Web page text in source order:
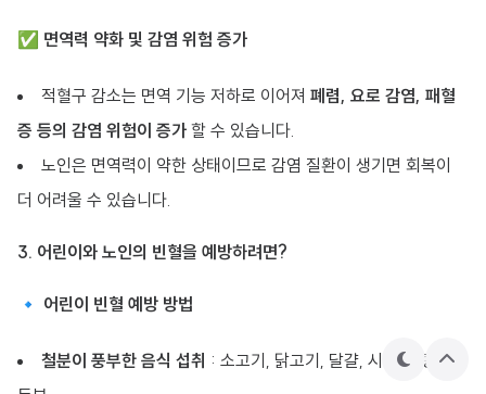
✅ 면역력 약화 및 감염 위험 증가
적혈구 감소는 면역 기능 저하로 이어져 폐렴, 요로 감염, 패혈
증 등의 감염 위험이 증가 할 수 있습니다.
노인은 면역력이 약한 상태이므로 감염 질환이 생기면 회복이
더 어려울 수 있습니다.
3. 어린이와 노인의 빈혈을 예방하려면?
🔹 어린이 빈혈 예방 방법
철분이 풍부한 음식 섭취 : 소고기, 닭고기, 달걀, 시금치, 콩류,
테
상